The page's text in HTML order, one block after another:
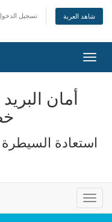
تسجيل شاهد العربة
أمان
استعادة